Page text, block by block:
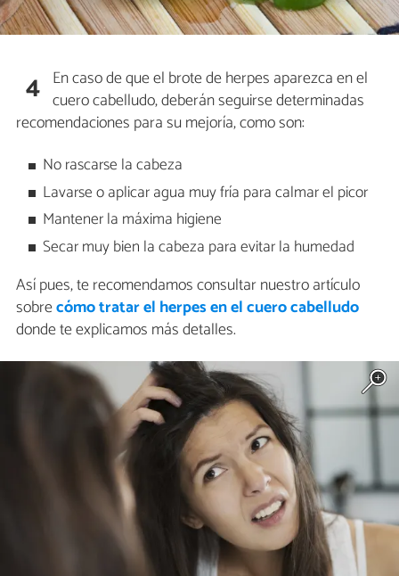
4 En caso de que el brote de herpes aparezca en el
cuero cabelludo, deberán seguirse determinadas
recomendaciones para su mejoría, como son:
No rascarse la cabeza
Lavarse o aplicar agua muy fría para calmar el picor
Mantener la máxima higiene
Secar muy bien la cabeza para evitar la humedad
Así pues, te recomendamos consultar nuestro artículo
sobrecómo tratar el herpes en el cuero cabelludo
donde te explicamos más detalles.